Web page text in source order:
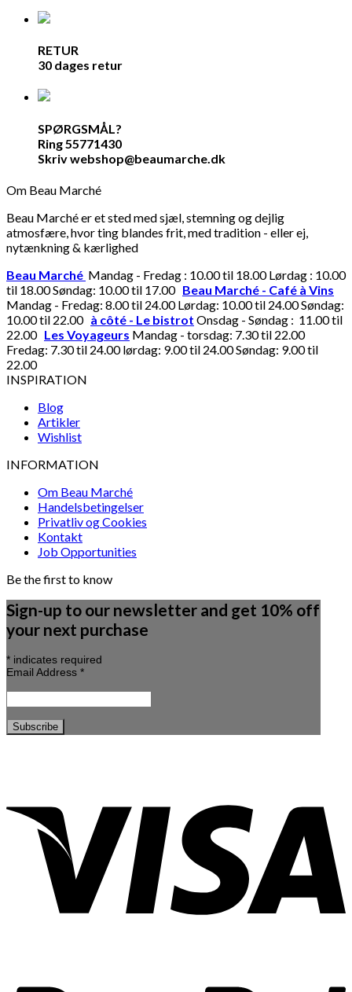
RETUR
30 dages retur
SPØRGSMÅL?
Ring 55771430
Skriv webshop@beaumarche.dk
Om Beau Marché
Beau Marché er et sted med sjæl, stemning og dejlig
atmosfære, hvor ting blandes frit, med tradition - eller ej,
nytænkning & kærlighed
Beau Marché Mandag - Fredag : 10.00 til 18.00 Lørdag : 10.00
til 18.00 Søndag: 10.00 til 17.00 Beau Marché - Café à Vins
Mandag - Fredag: 8.00 til 24.00 Lørdag: 10.00 til 24.00 Søndag:
10.00 til 22.00 à côté - Le bistrot Onsdag - Søndag : 11.00 til
22.00 Les Voyageurs Mandag - torsdag: 7.30 til 22.00
Fredag: 7.30 til 24.00 lørdag: 9.00 til 24.00 Søndag: 9.00 til
22.00
INSPIRATION
Blog
Artikler
Wishlist
INFORMATION
Om Beau Marché
Handelsbetingelser
Privatliv og Cookies
Kontakt
Job Opportunities
Be the first to know
Sign-up to our newsletter and get 10% off
your next purchase
* indicates required
Email Address *